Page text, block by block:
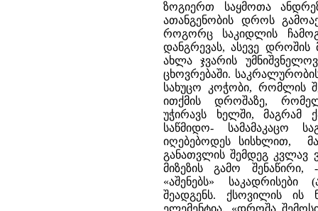
ზოგიერთ საყმოთა
ათანგენობის დროს
როგორც საკიდლის
დანგრევას, ასევე დროშის
ახლა ჯვარის
ცხოვრებაში.
სახუცო კოჭობი, რომლის
ითქმის დროშაზე,
უჭირავს ხელში, მაგრამ
საწმიდო- სამამაკაცო
იღებებოდეს სისხლით,
განათვლის შემდეგ კვლავ
მიზეზის გამო
«აშენებს»
შეადგენს. ქსოვილის ის